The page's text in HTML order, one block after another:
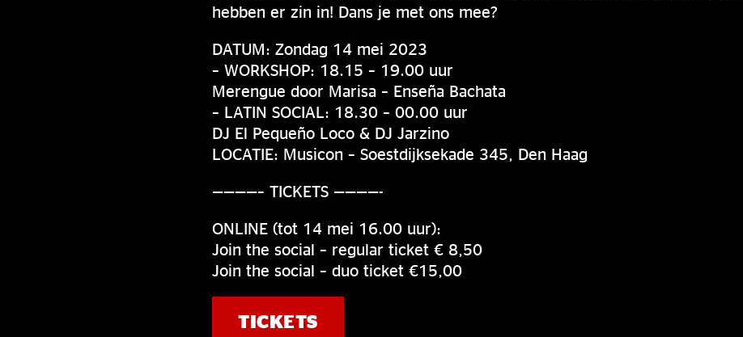
hebben er zin in! Dans je met ons mee?
DATUM: Zondag 14 mei 2023
– WORKSHOP: 18.15 – 19.00 uur
Merengue door Marisa – Enseña Bachata
– LATIN SOCIAL: 18.30 – 00.00 uur
DJ El Pequeño Loco & DJ Jarzino
LOCATIE: Musicon – Soestdijksekade 345, Den Haag
————– TICKETS ————-
ONLINE (tot 14 mei 16.00 uur):
Join the social – regular ticket € 8,50
Join the social – duo ticket €15,00
TICKETS